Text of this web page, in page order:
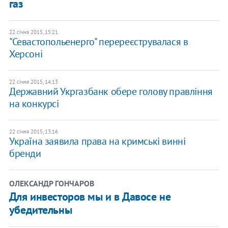
газ
22 січня 2015, 15:21
"Севастопольенерго" перереєструвалася в
Херсоні
22 січня 2015, 14:13
Державний Укргазбанк обере голову правління
на конкурсі
22 січня 2015, 13:16
Україна заявила права на кримські винні
бренди
ОЛЕКСАНДР ГОНЧАРОВ
Для инвесторов мы и в Давосе не
убедительны